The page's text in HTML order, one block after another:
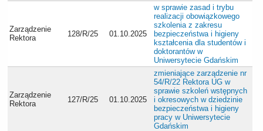
Zarządzenie
Rektora
128/R/25 01.10.2025
w sprawie zasad i trybu
realizacji obowiązkowego
szkolenia z zakresu
bezpieczeństwa i higieny
kształcenia dla studentów i
doktorantów w
Uniwersytecie Gdańskim
Zarządzenie
Rektora
127/R/25 01.10.2025
zmieniające zarządzenie nr
54/R/22 Rektora UG w
sprawie szkoleń wstępnych
i okresowych w dziedzinie
bezpieczeństwa i higieny
pracy w Uniwersytecie
Gdańskim